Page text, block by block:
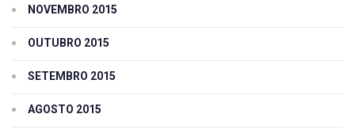
NOVEMBRO 2015
OUTUBRO 2015
SETEMBRO 2015
AGOSTO 2015